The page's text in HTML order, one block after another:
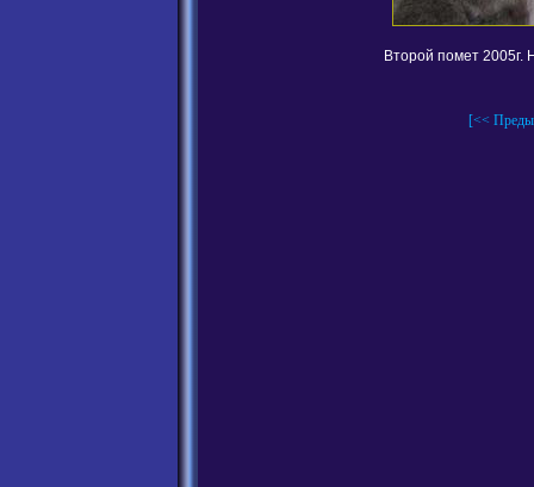
Второй помет 2005г.
[<<